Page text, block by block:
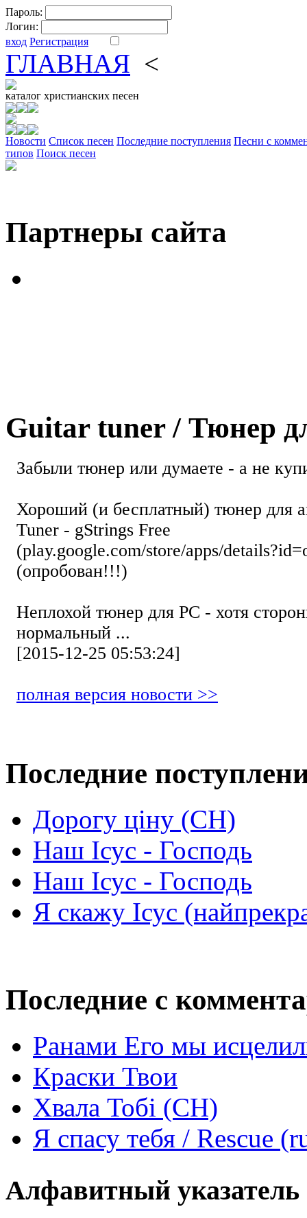
Пароль:
Логин:
вход Регистрация
ГЛАВНАЯ <
каталог христианских песен
Новости Cписок песен Последние поступления Песни с
типов Поиск песен
Партнеры сайта
Guitar tuner / Тюнер
Забыли тюнер или думаете - а не
Хороший (и бесплатный) тюнер для
Tuner - gStrings Free
(play.google.com/store/apps/
(опробован!!!)
Неплохой тюнер для РС - хотя
нормальный ...
[2015-12-25 05:53:24]
полная версия новости >>
Последние
Дорогу ціну (СН)
Наш Ісус - Господь
Наш Ісус - Господь
Я скажу Ісус
Последние с
Ранами Его мы
Краски Твои
Хвала Тобі (СН)
Я спасу тебя / Rescue
Алфавитный указатель